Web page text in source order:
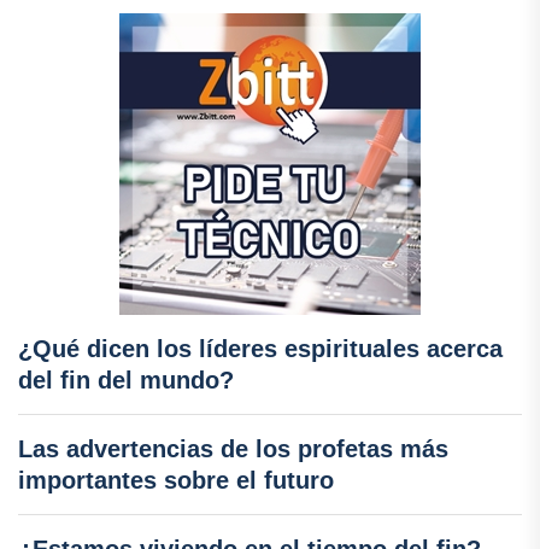
¿Qué dicen los líderes espirituales acerca
del fin del mundo?
Las advertencias de los profetas más
importantes sobre el futuro